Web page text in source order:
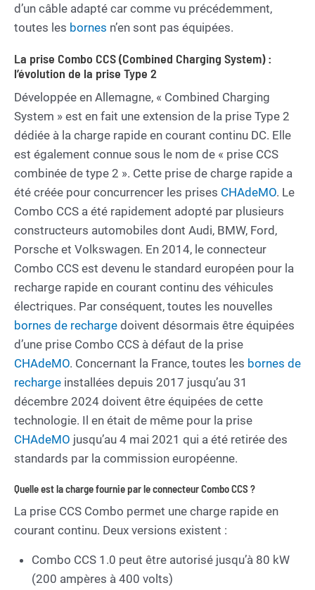
d’un câble adapté car comme vu précédemment,
toutes les bornes n’en sont pas équipées.
La prise Combo CCS (Combined Charging System) :
l’évolution de la prise Type 2
Développée en Allemagne, « Combined Charging
System » est en fait une extension de la prise Type 2
dédiée à la charge rapide en courant continu DC. Elle
est également connue sous le nom de « prise CCS
combinée de type 2 ». Cette prise de charge rapide a
été créée pour concurrencer les prises CHAdeMO. Le
Combo CCS a été rapidement adopté par plusieurs
constructeurs automobiles dont Audi, BMW, Ford,
Porsche et Volkswagen. En 2014, le connecteur
Combo CCS est devenu le standard européen pour la
recharge rapide en courant continu des véhicules
électriques. Par conséquent, toutes les nouvelles
bornes de recharge doivent désormais être équipées
d’une prise Combo CCS à défaut de la prise
CHAdeMO. Concernant la France, toutes les bornes de
recharge installées depuis 2017 jusqu’au 31
décembre 2024 doivent être équipées de cette
technologie. Il en était de même pour la prise
CHAdeMO jusqu’au 4 mai 2021 qui a été retirée des
standards par la commission européenne.
Quelle est la charge fournie par le connecteur Combo CCS ?
La prise CCS Combo permet une charge rapide en
courant continu. Deux versions existent :
Combo CCS 1.0 peut être autorisé jusqu’à 80 kW
(200 ampères à 400 volts)